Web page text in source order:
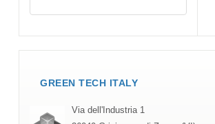
GREEN TECH ITALY
Via dell'Industria 1